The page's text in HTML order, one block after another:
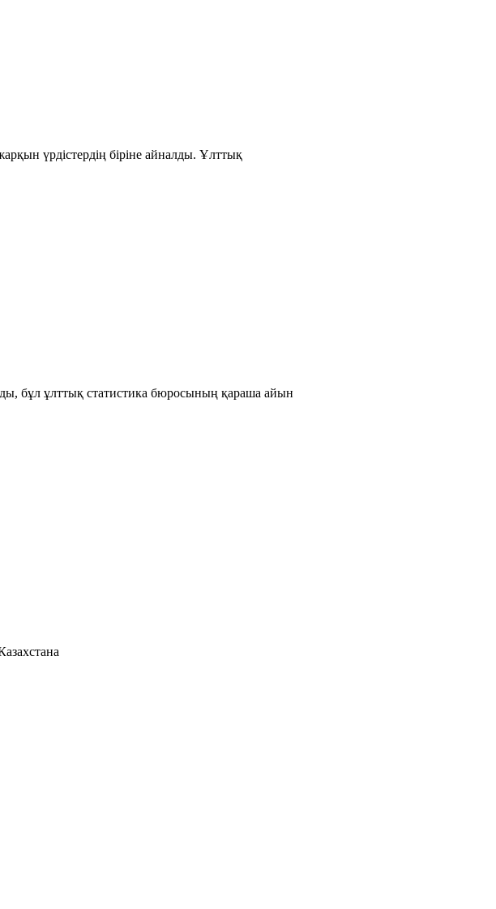
үрдістердің біріне айналды. Ұлттық
бұл ұлттық статистика бюросының қараша айын